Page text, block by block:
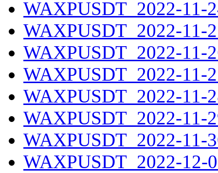
WAXPUSDT_2022-11-
WAXPUSDT_2022-11-
WAXPUSDT_2022-11-
WAXPUSDT_2022-11-
WAXPUSDT_2022-11-
WAXPUSDT_2022-11-
WAXPUSDT_2022-11-
WAXPUSDT_2022-12-